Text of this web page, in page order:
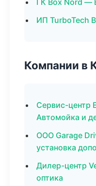
ГК Box Nord
ИП TurboTech
Компании в
Сервис-центр
Автомойка и
ООО Garage
установка
Дилер-центр
оптика